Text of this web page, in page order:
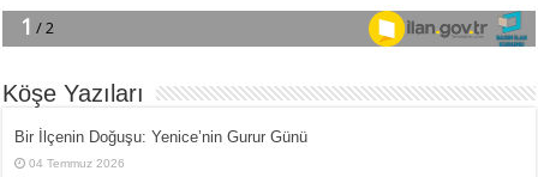
Köşe Yazıları
Bir İlçe­nin Do­ğu­şu: Ye­ni­ce’nin Gurur Günü
04 Temmuz 2026